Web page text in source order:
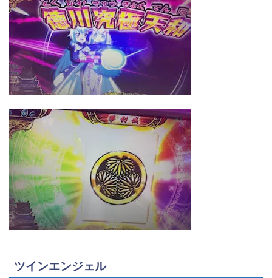
ツインエンジェル